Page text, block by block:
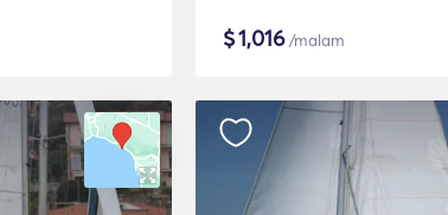
$1,016/malam